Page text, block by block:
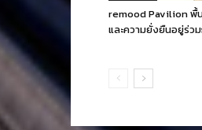
remood Pavilion พื้
และความยั่งยืนอยู่ร่ว